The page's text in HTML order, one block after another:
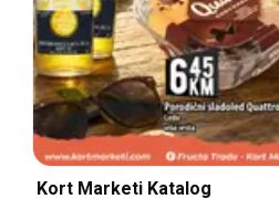
Kort Marketi Katalog